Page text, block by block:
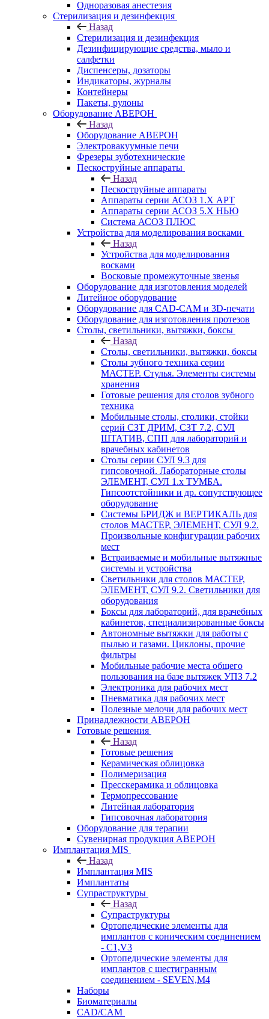
Одноразовая анестезия
Стерилизация и дезинфекция
Назад
Стерилизация и дезинфекция
Дезинфицирующие средства, мыло и
салфетки
Диспенсеры, дозаторы
Индикаторы, журналы
Контейнеры
Пакеты, рулоны
Оборудование АВЕРОН
Назад
Оборудование АВЕРОН
Электровакуумные печи
Фрезеры зуботехнические
Пескоструйные аппараты
Назад
Пескоструйные аппараты
Аппараты серии АСОЗ 1.Х АРТ
Аппараты серии АСОЗ 5.Х НЬЮ
Система АСОЗ ПЛЮС
Устройства для моделирования восками
Назад
Устройства для моделирования
восками
Восковые промежуточные звенья
Оборудование для изготовления моделей
Литейное оборудование
Оборудование для CAD-CAM и 3D-печати
Оборудование для изготовления протезов
Cтолы, светильники, вытяжки, боксы
Назад
Cтолы, светильники, вытяжки, боксы
Столы зубного техника серии
МАСТЕР. Стулья. Элементы системы
хранения
Готовые решения для столов зубного
техника
Мобильные столы, столики, стойки
серий СЗТ ДРИМ, СЗТ 7.2, СУЛ
ШТАТИВ, СПП для лабораторий и
врачебных кабинетов
Столы серии СУЛ 9.3 для
гипсовочной. Лабораторные столы
ЭЛЕМЕНТ, СУЛ 1.х ТУМБА.
Гипсоотстойники и др. сопутствующее
оборудование
Системы БРИДЖ и ВЕРТИКАЛЬ для
столов МАСТЕР, ЭЛЕМЕНТ, СУЛ 9.2.
Произвольные конфигурации рабочих
мест
Встраиваемые и мобильные вытяжные
системы и устройства
Светильники для столов МАСТЕР,
ЭЛЕМЕНТ, СУЛ 9.2. Светильники для
оборудования
Боксы для лабораторий, для врачебных
кабинетов, специализированные боксы
Автономные вытяжки для работы с
пылью и газами. Циклоны, прочие
фильтры
Мобильные рабочие места общего
пользования на базе вытяжек УПЗ 7.2
Электроника для рабочих мест
Пневматика для рабочих мест
Полезные мелочи для рабочих мест
Принадлежности АВЕРОН
Готовые решения
Назад
Готовые решения
Керамическая облицовка
Полимеризация
Пресскерамика и облицовка
Термопрессование
Литейная лаборатория
Гипсовочная лаборатория
Оборудование для терапии
Сувенирная продукция АВЕРОН
Имплантация MIS
Назад
Имплантация MIS
Имплантаты
Супраструктуры
Назад
Супраструктуры
Ортопедические элементы для
имплантов с коническим соединением
- C1,V3
Ортопедические элементы для
имплантов с шестигранным
соединением - SEVEN,M4
Наборы
Биоматериалы
CAD/CAM